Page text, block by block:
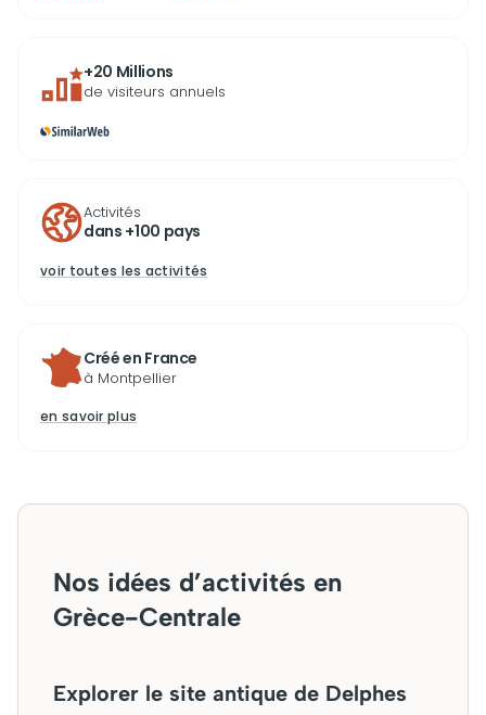
+20 Millions
de visiteurs annuels
Activités
dans +100 pays
voir toutes les activités
Créé en France
à Montpellier
en savoir plus
Nos idées d’activités en
Grèce-Centrale
Explorer le site antique de Delphes